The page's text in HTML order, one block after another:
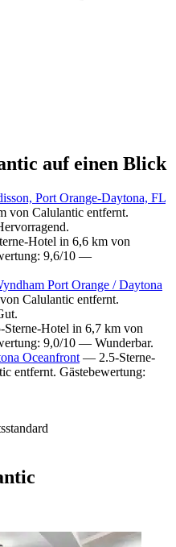
auf einen Blick
Port Orange-Daytona, FL
von Calulantic entfernt.
Hotel in 6,6 km von
9,6/10 —
Port Orange / Daytona
Calulantic entfernt.
Hotel in 6,7 km von
9,0/10 — Wunderbar.
Oceanfront — 2.5-Sterne-
entfernt. Gästebewertung: